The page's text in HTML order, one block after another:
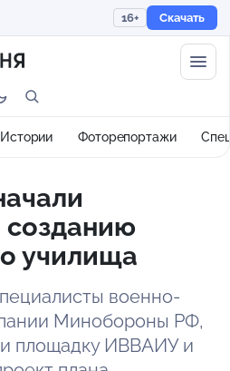
16+ Скачать
Истории Фоторепортажи
созданию
училища
военно-
Минобороны РФ,
площадку ИВВАИУ и